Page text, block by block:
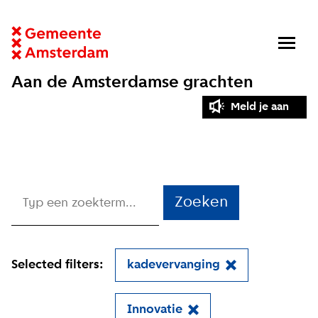
Aan de Amsterdamse grachten
Meld je aan
Zoeken
Selected filters: kadevervanging
Innovatie